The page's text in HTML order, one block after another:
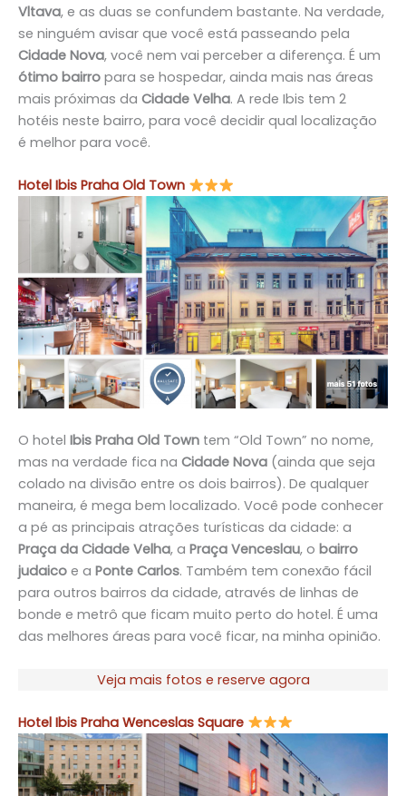
Vltava, e as duas se confundem bastante. Na verdade,
se ninguém avisar que você está passeando pela
Cidade Nova, você nem vai perceber a diferença. É um
ótimo bairro para se hospedar, ainda mais nas áreas
mais próximas da Cidade Velha. A rede Ibis tem 2
hotéis neste bairro, para você decidir qual localização
é melhor para você.
Hotel Ibis Praha Old Town
O hotel Ibis Praha Old Town tem “Old Town” no nome,
mas na verdade fica na Cidade Nova (ainda que seja
colado na divisão entre os dois bairros). De qualquer
maneira, é mega bem localizado. Você pode conhecer
a pé as principais atrações turísticas da cidade: a
Praça da Cidade Velha, a Praça Venceslau, o bairro
judaico e a Ponte Carlos. Também tem conexão fácil
para outros bairros da cidade, através de linhas de
bonde e metrô que ficam muito perto do hotel. É uma
das melhores áreas para você ficar, na minha opinião.
Veja mais fotos e reserve agora
Hotel Ibis Praha Wenceslas Square